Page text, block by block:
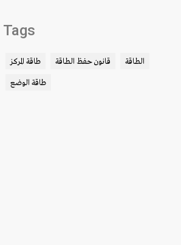
Tags
طاقة المركز قانون حفظ الطاقة الطاقة
طاقة الوضع